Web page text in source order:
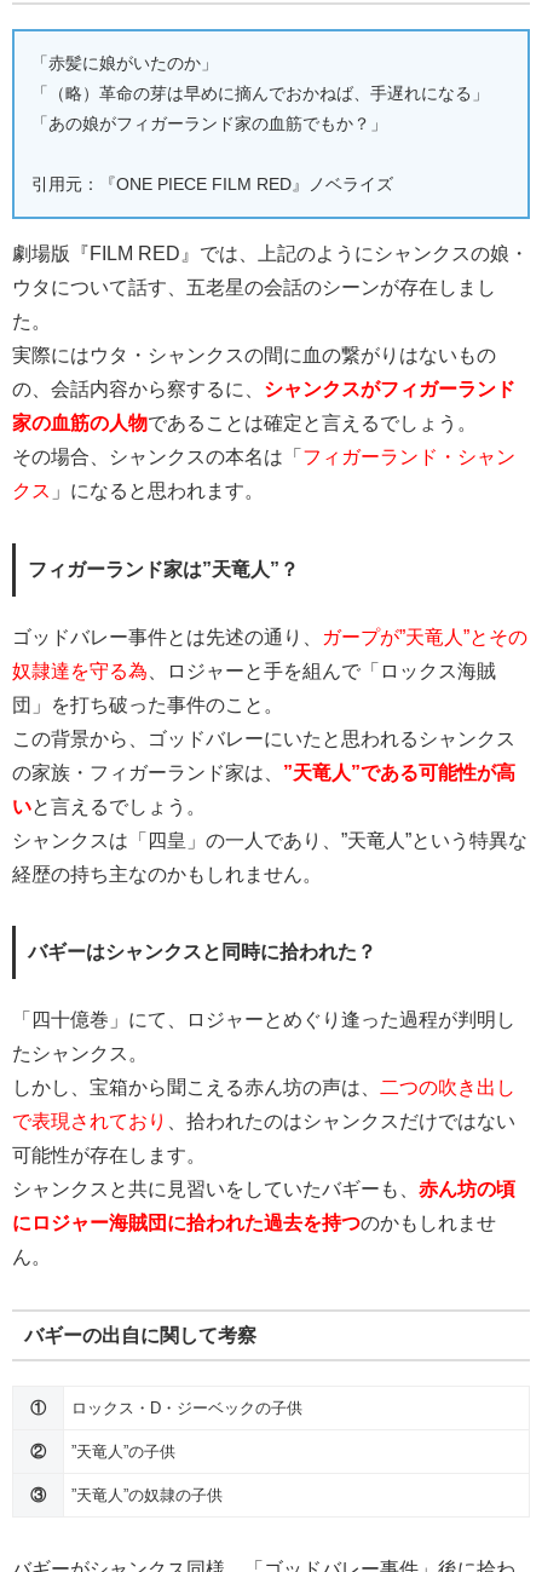
「赤髪に娘がいたのか」
「（略）革命の芽は早めに摘んでおかねば、手遅れになる」
「あの娘がフィガーランド家の血筋でもか？」
引用元：『ONE PIECE FILM RED』ノベライズ
劇場版『FILM RED』では、上記のようにシャンクスの娘・
ウタについて話す、五老星の会話のシーンが存在しまし
た。
実際にはウタ・シャンクスの間に血の繋がりはないもの
の、会話内容から察するに、 シャンクスがフィガーランド
家の血筋の人物であることは確定と言えるでしょう。
その場合、シャンクスの本名は「 フィガーランド・シャン
クス 」になると思われます。
フィガーランド家は”天竜人”？
ゴッドバレー事件とは先述の通り、
ガープが”天竜人”とその
奴隷達を守る為 、ロジャーと手を組んで「ロックス海賊
団」を打ち破った事件のこと。
この背景から、ゴッドバレーにいたと思われるシャンクス
の家族・フィガーランド家は、 ”天竜人”である可能性が高
いと言えるでしょう。
シャンクスは「四皇」の一人であり、”天竜人”という特異な
経歴の持ち主なのかもしれません。
バギーはシャンクスと同時に拾われた？
「四十億巻」にて、ロジャーとめぐり逢った過程が判明し
たシャンクス。
しかし、宝箱から聞こえる赤ん坊の声は、
二つの吹き出し
で表現されており
、拾われたのはシャンクスだけではない
可能性が存在します。
シャンクスと共に見習いをしていたバギーも、 赤ん坊の頃
にロジャー海賊団に拾われた過去を持つのかもしれませ
ん。
バギーの出自に関して考察
① ロックス・D・ジーベックの子供
② ”天竜人”の子供
③ ”天竜人”の奴隷の子供